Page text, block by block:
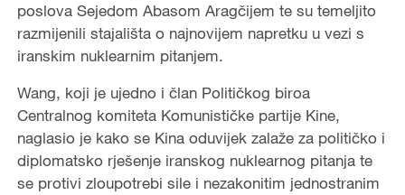
poslova Sejedom Abasom Aragčijem te su temeljito
razmijenili stajališta o najnovijem napretku u vezi s
iranskim nuklearnim pitanjem.
Wang, koji je ujedno i član Političkog biroa
Centralnog komiteta Komunističke partije Kine,
naglasio je kako se Kina oduvijek zalaže za političko i
diplomatsko rješenje iranskog nuklearnog pitanja te
se protivi zloupotrebi sile i nezakonitim jednostranim